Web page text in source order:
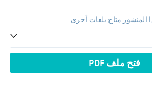
المنشور متاح بلغات أخرى
فتح ملف PDF